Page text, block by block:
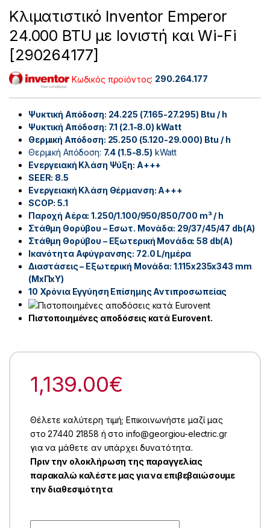
Κλιματιστικό Inventor Emperor
24.000 BTU με Ιονιστή και Wi-Fi
[290264177]
Κωδικός προϊόντος: 290.264.177
Ψυκτική Απόδοση: 24.225 (7.165-27.295) Btu / h
Ψυκτική Απόδοση: 7.1 (2.1-8.0) kWatt
Θερμική Απόδοση: 25.250 (5.120-29.000) Btu / h
Θερμική Απόδοση: 7.4 (1.5-8.5) kWatt
Ενεργειακή Κλάση Ψύξη: A+++
SEER: 8.5
Ενεργειακή Κλάση Θέρμανση: A+++
SCOP: 5.1
Παροχή Αέρα: 1.250/1.100/950/850/700 m³ / h
Στάθμη Θορύβου – Εσωτ. Μονάδα: 29/37/45/47 db(A)
Στάθμη Θορύβου – Εξωτερική Μονάδα: 58 db(A)
Ικανότητα Αφύγρανσης: 72.0 L/ημέρα
Διαστάσεις – Εξωτερική Μονάδα: 1.115x235x343 mm
(MxΠxY)
10 Χρόνια Εγγύηση Επίσημης Αντιπροσωπείας
Πιστοποιημένες αποδόσεις κατά Eurovent.
1,139.00€
Θέλετε καλύτερη τιμή; Επικοινωνήστε μαζί μας
στο 27440 21858 ή στο info@georgiou-electric.gr
για να μάθετε αν υπάρχει δυνατότητα.
Πριν την ολοκλήρωση της παραγγελίας
παρακαλώ καλέστε μας για να επιβεβαιώσουμε
την διαθεσιμότητα